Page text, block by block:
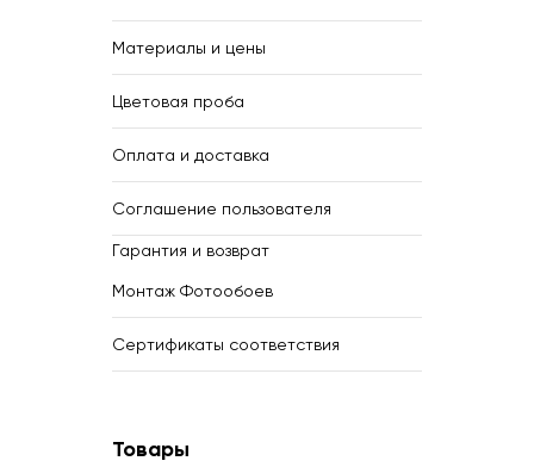
Материалы и цены
Цветовая проба
Оплата и доставка
Соглашение пользователя
Гарантия и возврат
Монтаж Фотообоев
Сертификаты соответствия
Товары